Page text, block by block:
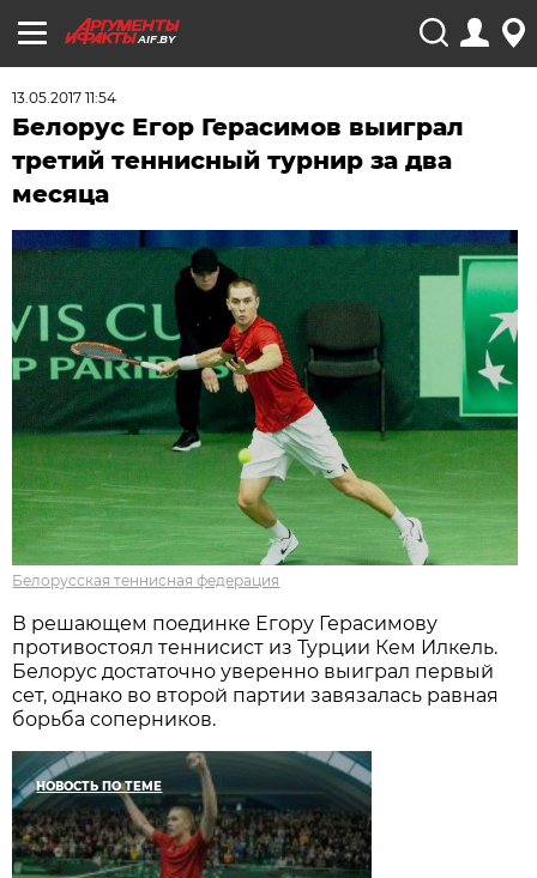
AIF.BY
13.05.2017 11:54
Белорус Егор Герасимов выиграл
третий теннисный турнир за два
месяца
Белорусская теннисная федерация
В решающем поединке Егору Герасимову
противостоял теннисист из Турции Кем Илкель.
Белорус достаточно уверенно выиграл первый
сет, однако во второй партии завязалась равная
борьба соперников.
НОВОСТЬ ПО ТЕМЕ